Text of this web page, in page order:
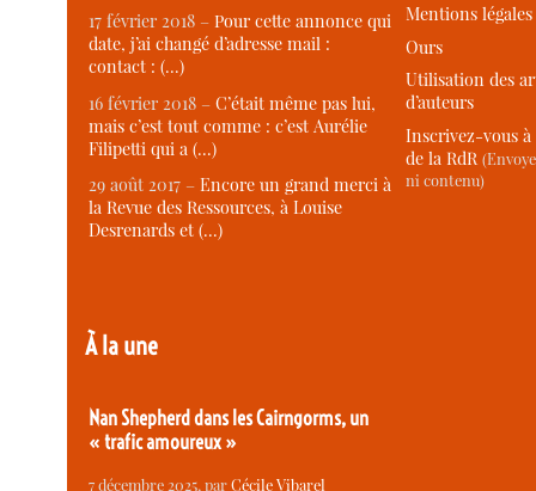
17 février 2018 –Pour cette annonce qui
date, j’ai changé d’adresse mail :
contact : (…)
16 février 2018 –C’était même pas lui,
mais c’est tout comme : c’est Aurélie
Filipetti qui a (…)
29 août 2017 –Encore un grand merci à
la Revue des Ressources, à Louise
Desrenards et (…)
À la une
Nan Shepherd dans les Cairngorms, un
« trafic amoureux »
7 décembre 2025, parCécile Vibarel
Mentions légales
Ours
Utilisation des
d’auteurs
Inscrivez-vous
de la RdR
ni contenu)